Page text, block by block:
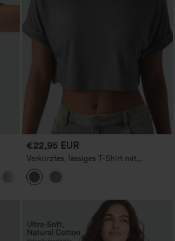
€22,95 EUR
Verkürztes, lässiges T-Shirt mit
Rundhalsausschnitt, kurzen Ärmeln,
meliertem Stoff und Tasche